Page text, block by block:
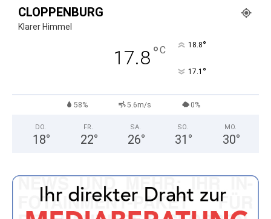
CLOPPENBURG
Klarer Himmel
17.8°C 18.8°
17.1 °
58% 5.6m/s 0%
DO.
18°
FR.
22°
SA.
26°
SO.
31 °
MO.
30°